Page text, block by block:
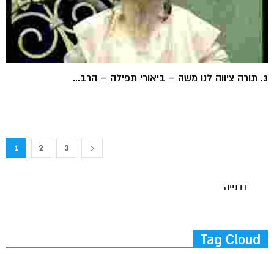
3. תורה ציווה לנו משה – ביאורי תפילה – הרב...
1 2 3
בבנייה
Tag Cloud